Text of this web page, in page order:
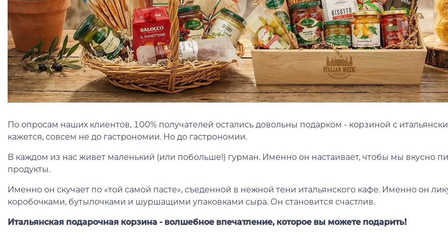
По опросам наших клиентов, 100% получателей остались довольны подарком - корзиной с
кажется, совсем не до гастрономии. Но до гастрономии.
В каждом из нас живет маленький (или побольше!) гурман. Именно он настаивает, чтобы мы вкусно
продукты.
Именно он скучает по «той самой пасте», съеденной в нежной тени итальянского кафе. Именно он
коробочками, бутылочками и шуршащими упаковками сыра. Он становится счастлив.
Итальянская подарочная корзина - волшебное впечатление, которое вы можете подарить!